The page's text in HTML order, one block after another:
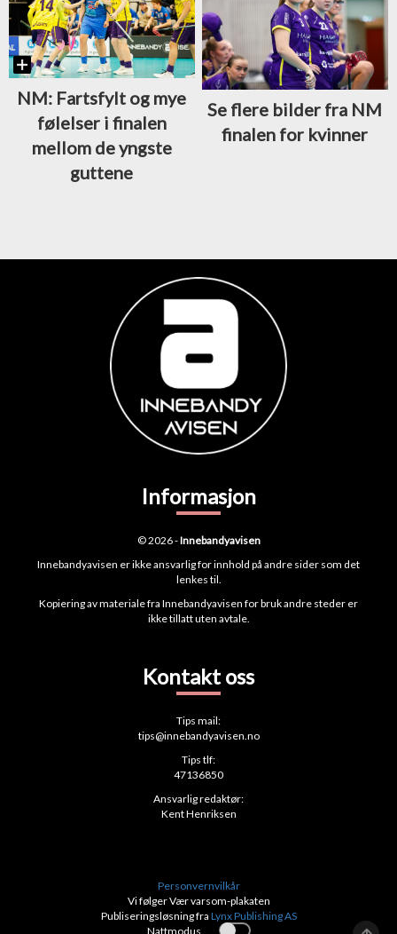
NM: Fartsfylt og mye
følelser i finalen
mellom de yngste
guttene
Se flere bilder fra NM
finalen for kvinner
Informasjon
© 2026 -Innebandyavisen
Innebandyavisen er ikke ansvarlig for innhold på andre sider som det
lenkes til.
Kopiering av materiale fra Innebandyavisen for bruk andre steder er
ikke tillatt uten avtale.
Kontakt oss
Tips mail:
tips@innebandyavisen.no
Tips tlf:
47136850
Ansvarlig redaktør:
Kent Henriksen
Personvernvilkår
Vi følger Vær varsom-plakaten
Publiseringsløsning fra Lynx Publishing AS
Nattmodus